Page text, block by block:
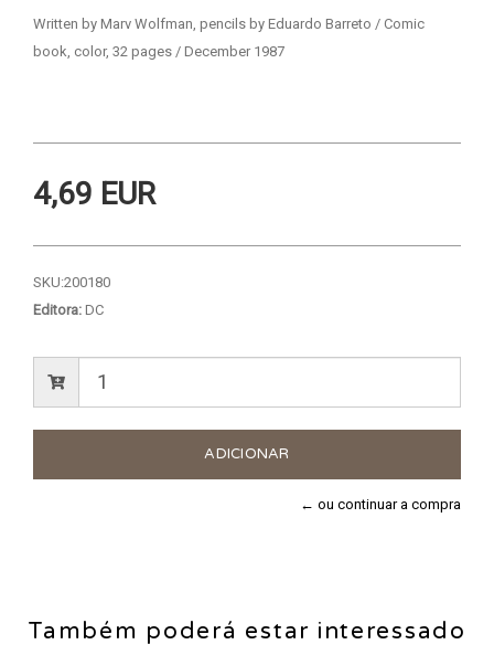
Written by Marv Wolfman, pencils by Eduardo Barreto / Comic
book, color, 32 pages / December 1987
4,69 EUR
SKU:200180
Editora: DC
← ou continuar a compra
Também poderá estar interessado